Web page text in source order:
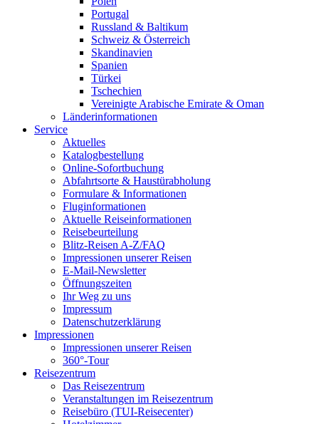
Portugal
Russland & Baltikum
Schweiz & Österreich
Skandinavien
Spanien
Türkei
Tschechien
Vereinigte Arabische Emirate & Oman
Länderinformationen
Service
Aktuelles
Katalogbestellung
Online-Sofortbuchung
Abfahrtsorte & Haustürabholung
Formulare & Informationen
Fluginformationen
Aktuelle Reiseinformationen
Reisebeurteilung
Blitz-Reisen A-Z/FAQ
Impressionen unserer Reisen
E-Mail-Newsletter
Öffnungszeiten
Ihr Weg zu uns
Impressum
Datenschutzerklärung
Impressionen
Impressionen unserer Reisen
360°-Tour
Reisezentrum
Das Reisezentrum
Veranstaltungen im Reisezentrum
Reisebüro (TUI-Reisecenter)